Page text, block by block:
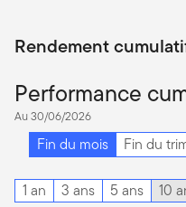
Rendement
Performance
Au 30/06/2026
Fin du mois Fin du
1 an 3 ans 5 ans 10